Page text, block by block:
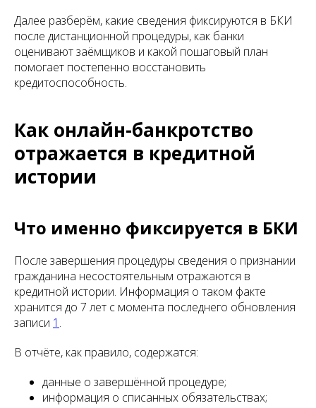
Далее разберём, какие сведения фиксируются в БКИ
после дистанционной процедуры, как банки
оценивают заёмщиков и какой пошаговый план
помогает постепенно восстановить
кредитоспособность.
Как онлайн-банкротство
отражается в кредитной
истории
Что именно фиксируется в БКИ
После завершения процедуры сведения о признании
гражданина несостоятельным отражаются в
кредитной истории. Информация о таком факте
хранится до 7 лет с момента последнего обновления
записи 1 .
В отчёте, как правило, содержатся:
данные о завершённой процедуре;
информация о списанных обязательствах;